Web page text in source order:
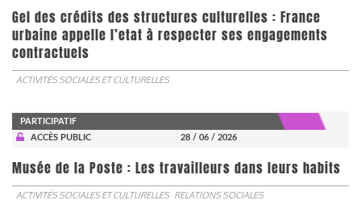
Gel des crédits des structures culturelles : France
urbaine appelle l’etat à respecter ses engagements
contractuels
ACTIVITÉS SOCIALES ET CULTURELLES
PARTICIPATIF
ACCÈS PUBLIC
28 / 06 / 2026
Musée de la Poste : Les travailleurs dans leurs habits
ACTIVITÉS SOCIALES ET CULTURELLES RELATIONS SOCIALES